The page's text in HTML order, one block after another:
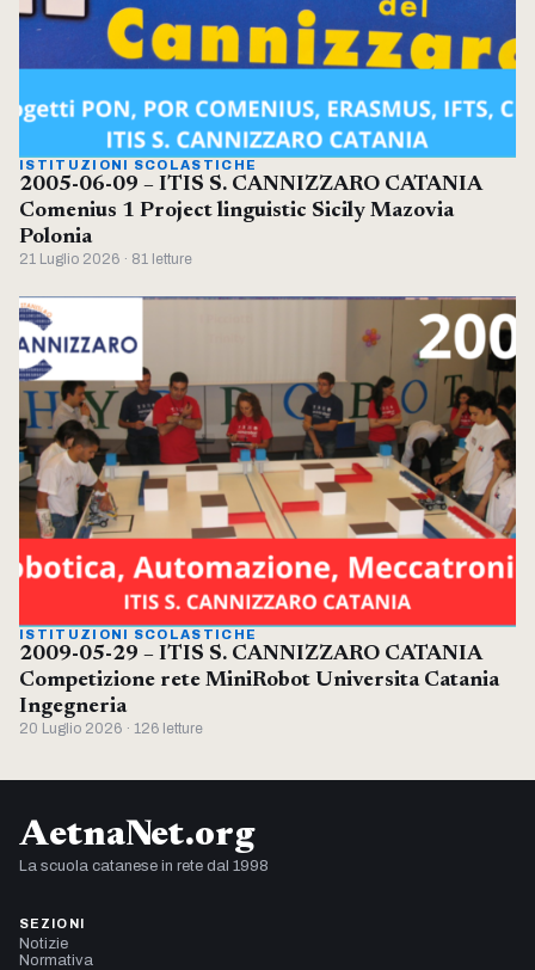
ISTITUZIONI SCOLASTICHE
2005-06-09 – ITIS S. CANNIZZARO CATANIA
Comenius 1 Project linguistic Sicily Mazovia
Polonia
21 Luglio 2026 · 81 letture
ISTITUZIONI SCOLASTICHE
2009-05-29 – ITIS S. CANNIZZARO CATANIA
Competizione rete MiniRobot Universita Catania
Ingegneria
20 Luglio 2026 · 126 letture
AetnaNet.org
La scuola catanese in rete dal 1998
SEZIONI
Notizie
Normativa